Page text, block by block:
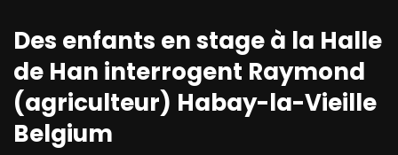
Des enfants en stage à la Halle
de Han interrogent Raymond
(agriculteur) Habay-la-Vieille
Belgium